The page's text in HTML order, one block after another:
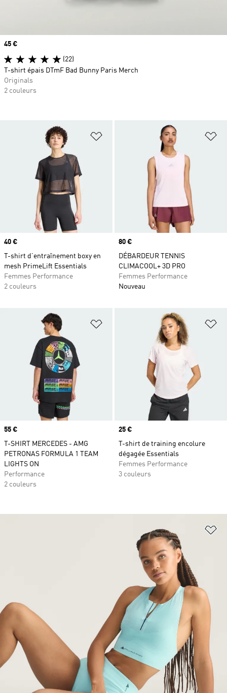
Ajouter à la Liste de produits
Prix
40 €
T-shirt d’entraînement boxy en
mesh PrimeLift Essentials
Femmes Performance
2 couleurs
Prix
80 €
DÉBARDEUR TENNIS
CLIMACOOL+ 3D PRO
Femmes Performance
Nouveau
Ajouter à la Liste de produits
Prix
55 €
T-SHIRT MERCEDES - AMG
PETRONAS FORMULA 1 TEAM
LIGHTS ON
Performance
2 couleurs
Prix
25 €
T-shirt de training encolure
dégagée Essentials
Femmes Performance
3 couleurs
Prix
45 €
(22)
T-shirt épais DTmF Bad Bunny Paris Merch
Originals
2 couleurs